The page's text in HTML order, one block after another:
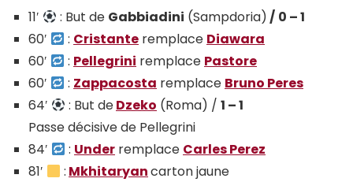
11′ : But de Gabbiadini (Sampdoria)/ 0 – 1
60′
: Cristante remplace Diawara
60′
: Pellegrini remplace Pastore
60′
: Zappacosta remplace Bruno Peres
64′
: But deDzeko (Roma) /1 – 1
Passe décisive de Pellegrini
84′
: Under remplace Carles Perez
81′
: Mkhitaryancarton jaune